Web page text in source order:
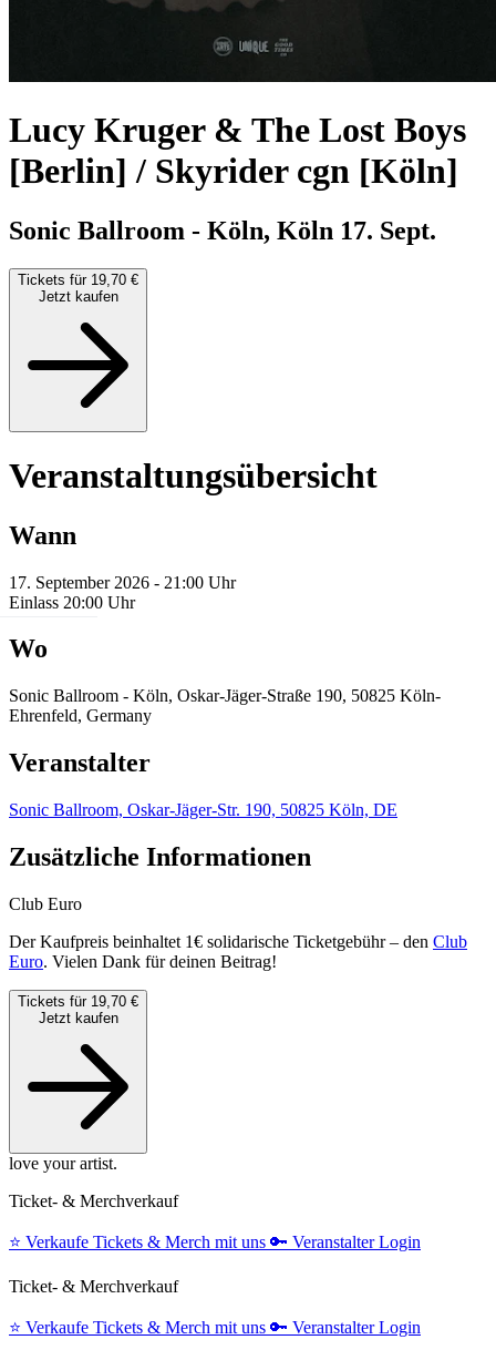
Lucy Kruger & The Lost Boys
[Berlin] / Skyrider cgn [Köln]
Sonic Ballroom - Köln, Köln 17. Sept.
Tickets für 19,70 €
Jetzt kaufen
Veranstaltungsübersicht
Wann
17. September 2026 - 21:00 Uhr
Einlass 20:00 Uhr
Wo
Sonic Ballroom - Köln, Oskar-Jäger-Straße 190, 50825 Köln-
Ehrenfeld, Germany
Veranstalter
Sonic Ballroom, Oskar-Jäger-Str. 190, 50825 Köln, DE
Zusätzliche Informationen
Club Euro
Der Kaufpreis beinhaltet 1€ solidarische Ticketgebühr – den Club
Euro. Vielen Dank für deinen Beitrag!
Tickets für 19,70 €
Jetzt kaufen
love your artist.
Ticket- & Merchverkauf
⭐️ Verkaufe Tickets & Merch mit uns 🔑 Veranstalter Login
Ticket- & Merchverkauf
⭐️ Verkaufe Tickets & Merch mit uns 🔑 Veranstalter Login